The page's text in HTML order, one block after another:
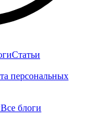
Статьи
персональных
Все блоги